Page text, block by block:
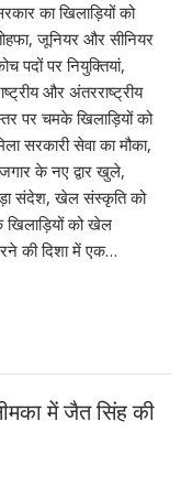
का खिलाड़ियों को
जूनियर और सीनियर
पदों पर नियुक्तियां,
और अंतरराष्ट्रीय
पर चमके खिलाड़ियों को
सरकारी सेवा का मौका,
के नए द्वार खुले,
बड़ा संदेश, खेल संस्कृति को
खिलाड़ियों को खेल
की दिशा में एक…
में जैत सिंह की